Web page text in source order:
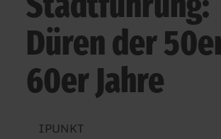
Düren der
60er Jahre
IPUNKT